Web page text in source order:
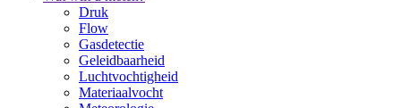
Druk
Flow
Gasdetectie
Geleidbaarheid
Luchtvochtigheid
Materiaalvocht